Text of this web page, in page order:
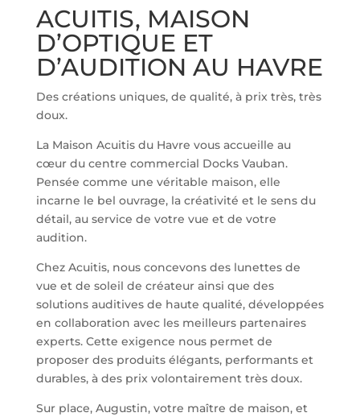
ACUITIS, MAISON
D’OPTIQUE ET
D’AUDITION AU HAVRE
Des créations uniques, de qualité, à prix très, très
doux.
La Maison Acuitis du Havre vous accueille au
cœur du centre commercial Docks Vauban.
Pensée comme une véritable maison, elle
incarne le bel ouvrage, la créativité et le sens du
détail, au service de votre vue et de votre
audition.
Chez Acuitis, nous concevons des lunettes de
vue et de soleil de créateur ainsi que des
solutions auditives de haute qualité, développées
en collaboration avec les meilleurs partenaires
experts. Cette exigence nous permet de
proposer des produits élégants, performants et
durables, à des prix volontairement très doux.
Sur place, Augustin, votre maître de maison, et